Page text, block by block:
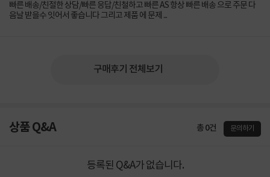
빠른 배송/친절한 상담/빠른 응답/친철하고 빠른 AS 항상 빠른 배송 으로 주문 다
음날 받을수 잇어서 좋습니다 그리고 제품 에 문제 ...
구매후기 전체보기
상품 Q&A 총 0건 문의하기
등록된 Q&A가 없습니다.